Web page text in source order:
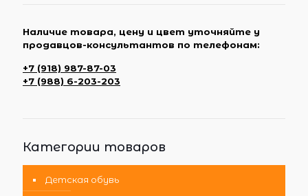
Наличие товара, цену и цвет уточняйте у
продавцов-консультантов по телефонам:
+7 (918) 987-87-03
+7 (988) 6-203-203
Категории товаров
Детская обувь